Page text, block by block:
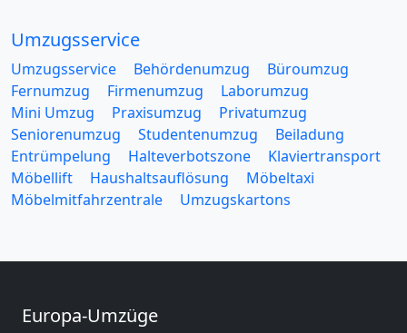
Umzugsservice
Umzugsservice Behördenumzug
Büroumzug
Fernumzug
Firmenumzug
Laborumzug
Mini Umzug
Praxisumzug
Privatumzug
Seniorenumzug
Studentenumzug
Beiladung
Entrümpelung
Halteverbotszone
Klaviertransport
Möbellift
Haushaltsauflösung
Möbeltaxi
Möbelmitfahrzentrale
Umzugskartons
Europa-Umzüge